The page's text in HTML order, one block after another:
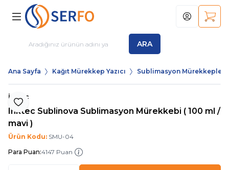
ARA
Hesabım
Ana Sayfa Kağıt Mürekkep Yazıcı Sublimasyon Mürekkepleri
Favoriye Ekle
İnktec
Inktec Sublinova Sublimasyon Mürekkebi ( 100 ml /
mavi )
Ürün Kodu: SMU-04
Para Puan:4147 Puan